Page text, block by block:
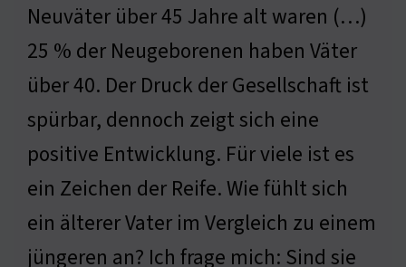
Neuväter über 45 Jahre alt waren (…)
25 % der Neugeborenen haben Väter
über 40. Der Druck der Gesellschaft ist
spürbar, dennoch zeigt sich eine
positive Entwicklung. Für viele ist es
ein Zeichen der Reife. Wie fühlt sich
ein älterer Vater im Vergleich zu einem
jüngeren an? Ich frage mich: Sind sie